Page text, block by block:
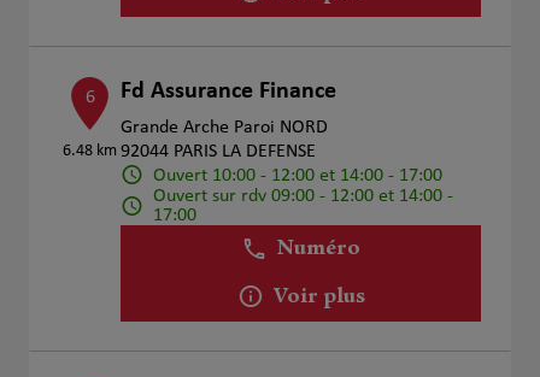
6
6.48 km
Fd Assurance Finance
Grande Arche Paroi NORD
92044 PARIS LA DEFENSE
Ouvert 10:00 - 12:00 et 14:00 - 17:00
Ouvert sur rdv 09:00 - 12:00 et 14:00 -
17:00
Numéro
Voir plus